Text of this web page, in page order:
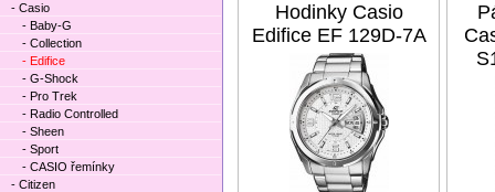
Hodinky Casio
Edifice EF 129D-7A
- Casio
- Baby-G
- Collection
- Edifice
- G-Shock
- Pro Trek
- Radio Controlled
- Sheen
- Sport
- CASIO řemínky
- Citizen